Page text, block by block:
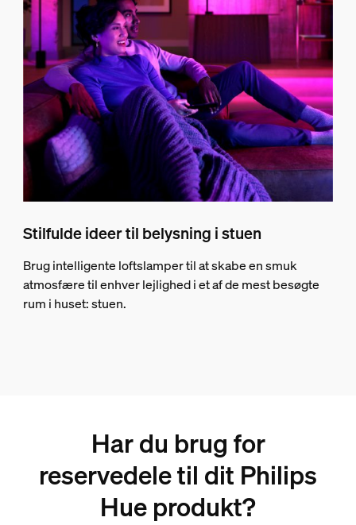
Stilfulde ideer til belysning i stuen
Brug intelligente loftslamper til at skabe en smuk
atmosfære til enhver lejlighed i et af de mest besøgte
rum i huset: stuen.
Har du brug for
reservedele til dit Philips
Hue produkt?